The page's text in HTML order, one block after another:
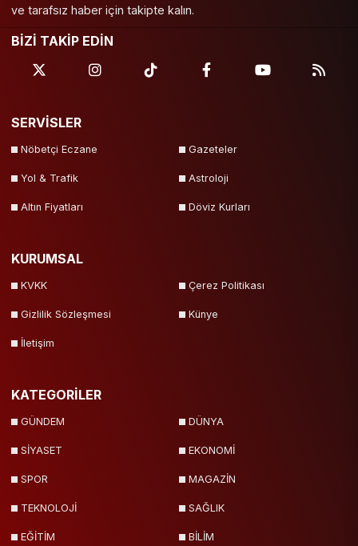
ve tarafsız haber için takipte kalın.
BİZİ TAKİP EDİN
SERVİSLER
Nöbetçi Eczane Gazeteler
Yol & Trafik Astroloji
Altın Fiyatları Döviz Kurları
KURUMSAL
KVKK Çerez Politikası
Gizlilik Sözleşmesi Künye
İletişim
KATEGORİLER
GÜNDEM DÜNYA
SİYASET EKONOMİ
SPOR MAGAZİN
TEKNOLOJİ SAĞLIK
EĞİTİM BİLİM